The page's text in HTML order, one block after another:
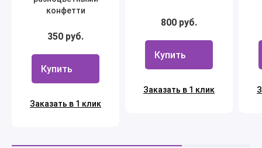
конфетти
350 руб.
Купить
Заказать в 1 клик
800 руб.
Купить
Заказать в 1 клик